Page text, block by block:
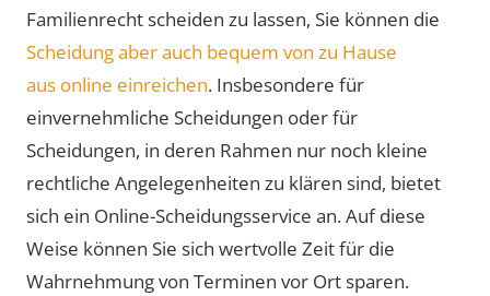
Familienrecht scheiden zu lassen, Sie können die
Scheidung aber auch bequem von zu Hause
aus online einreichen. Insbesondere für
einvernehmliche Scheidungen oder für
Scheidungen, in deren Rahmen nur noch kleine
rechtliche Angelegenheiten zu klären sind, bietet
sich ein Online-Scheidungsservice an. Auf diese
Weise können Sie sich wertvolle Zeit für die
Wahrnehmung von Terminen vor Ort sparen.